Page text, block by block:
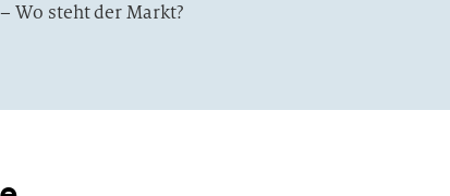
Wo steht der Markt?